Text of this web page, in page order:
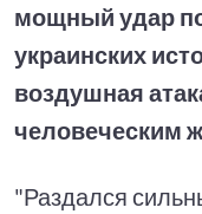
мощный удар
украинских
воздушная
человеческим
"Раздался